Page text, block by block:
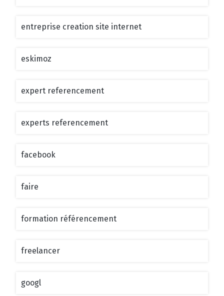
entreprise creation site internet
eskimoz
expert referencement
experts referencement
facebook
faire
formation référencement
freelancer
googl